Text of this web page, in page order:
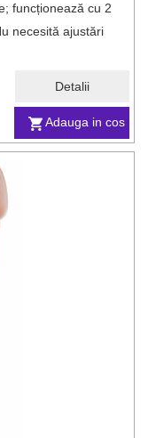
Adauga in cos
Detalii
funcționează cu 2
necesită ajustări